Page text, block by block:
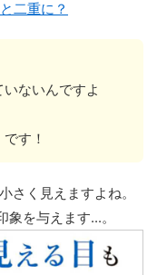
二重に？
ないんですよ
す！
さく見えますよね。
を与えます...。